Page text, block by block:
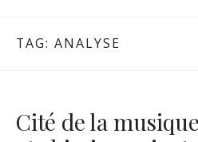
TAG: ANALYSE
Cité de la